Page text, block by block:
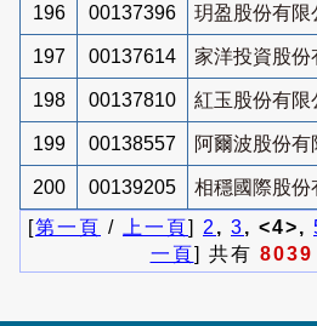
196 00137396 玥盈股份有限
197 00137614 家洋投資股份
198 00137810 紅玉股份有限
199 00138557 阿爾波股份有
200 00139205
相穩國際股份
[第一頁 / 上一頁] 2 , 3, <4>,
一頁] 共有 8039